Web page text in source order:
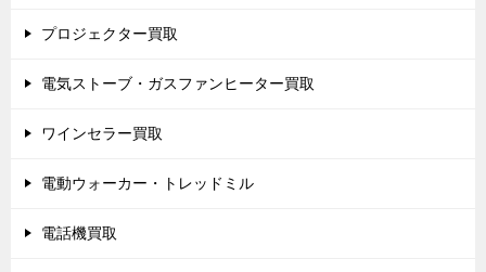
プロジェクター買取
電気ストーブ・ガスファンヒーター買取
ワインセラー買取
電動ウォーカー・トレッドミル
電話機買取